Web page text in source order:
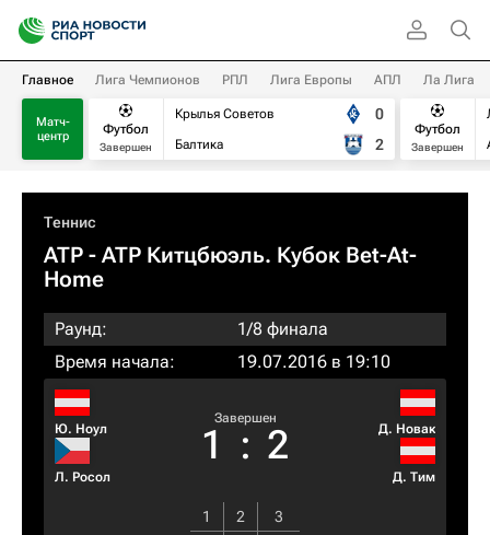
Главное Лига Чемпионов РПЛ Лига Европы АПЛ Ла Лига
Матч-
центр
Футбол
Завершен
Крылья Советов
Балтика
0
2
Футбол
Завершен
Теннис
ATP - ATP Китцбюэль. Кубок Bet-At-
Home
Раунд:
1/8 финала
Время начала:
19.07.2016 в 19:10
Ю. Ноул
Л. Росол
Завершен
1 : 2 Д. Новак
Д. Тим
1 2
3